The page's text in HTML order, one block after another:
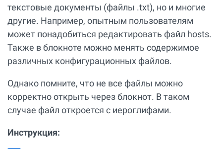
текстовые документы (файлы .txt), но и многие
другие. Например, опытным пользователям
может понадобиться редактировать файл hosts.
Также в блокноте можно менять содержимое
различных конфигурационных файлов.
Однако помните, что не все файлы можно
корректно открыть через блокнот. В таком
случае файл откроется с иероглифами.
Инструкция: